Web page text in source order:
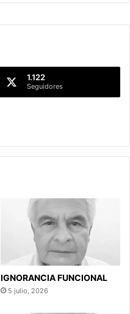
1.122
Seguidores
IGNORANCIA FUNCIONAL
5 julio, 2026